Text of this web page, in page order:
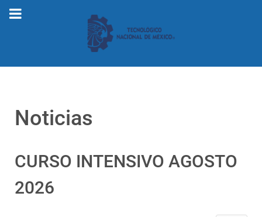
Noticias
CURSO INTENSIVO AGOSTO
2026